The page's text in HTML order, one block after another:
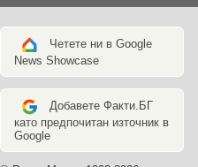
Четете ни в Google
News Showcase
Добавете Факти.БГ
като предпочитан източник в
Google